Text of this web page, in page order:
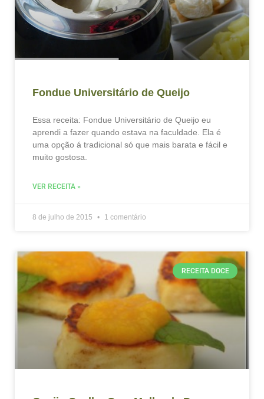
Fondue Universitário de Queijo
Essa receita: Fondue Universitário de Queijo eu
aprendi a fazer quando estava na faculdade. Ela é
uma opção á tradicional só que mais barata e fácil e
muito gostosa.
VER RECEITA »
8 de julho de 2015 1 comentário
RECEITA DOCE